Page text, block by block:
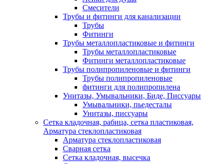
Смесители
Трубы и фитинги для канализации
Трубы
Фитинги
Трубы металлопластиковые и фитинги
Трубы металлопластиковые
Фитинги металлопластиковые
Трубы полипропиленовые и фитинги
Трубы полипропиленовые
фитинги для полипропилена
Унитазы, Умывальники, Биде, Писсуары
Умывальники, пьедесталы
Унитазы, писсуары
Сетка кладочная, рабица, сетка пластиковая,
Арматура стеклопластиковая
Арматура стеклопластиковая
Сварная сетка
Сетка кладочная, высечка